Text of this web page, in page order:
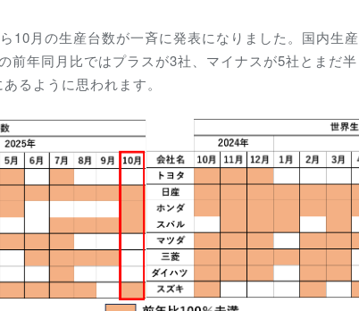
10月の生産台数が一斉に発表になりました。国内生
前年同月比ではプラスが3社、マイナスが5社とまだ
るように思われます。